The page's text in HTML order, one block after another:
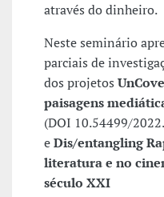
através do dinheiro.
Neste seminário
parciais de
dos projetos
paisagens
(DOI 10.54499/
eDis/entangling
literatura e no
século XXI